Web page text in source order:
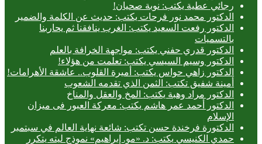
رجائي عطية يكتب: نوبة صحيان!
الدكتور محمد نور فرحات يكتب: حديث عن الكلمة والضمير
الدكتور رفعت السعيد يكتب: الغرب ينافقنا ثم يحاربنا
بالتسميات
الدكتور قدري حفني يكتب: مواجهة الخرافة بالعلم
الدكتور وسيم السيسي يكتب: تعلمت من هؤلاء!
الدكتور زاهي حواس يكتب: أميرة القلوب.. عاشقة الأهرامات!
أمينة شفيق تكتب: الثمن الذي تقدمه الشعوب
الدكتور مراد وهبة يكتب: المخ والعقل والمناخ
الدكتور أحمد عمر هاشم يكتب: معركة العبور فى ميزان
الإسلام
الدكتورة فرخندة حسن تكتب: شائعة نهاية العالم في سبتمبر
حمدي الكنيسي يكتب: د. «مو. إبراهيم» نموذج ليته يتكرر